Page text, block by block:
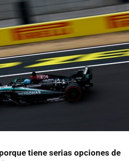
tiene serias opciones de